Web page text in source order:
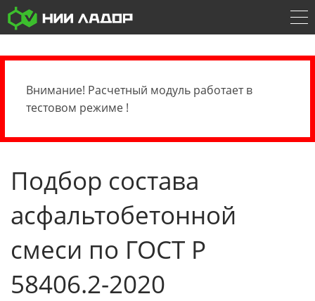
Внимание! Расчетный модуль работает в
тестовом режиме !
Подбор состава
асфальтобетонной
смеси по ГОСТ Р
58406.2-2020